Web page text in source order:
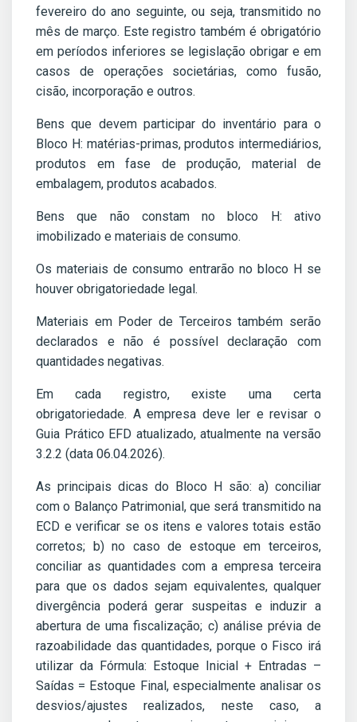
fevereiro do ano seguinte, ou seja, transmitido no
mês de março. Este registro também é obrigatório
em períodos inferiores se legislação obrigar e em
casos de operações societárias, como fusão,
cisão, incorporação e outros.
Bens que devem participar do inventário para o
Bloco H: matérias-primas, produtos intermediários,
produtos em fase de produção, material de
embalagem, produtos acabados.
Bens que não constam no bloco H: ativo
imobilizado e materiais de consumo.
Os materiais de consumo entrarão no bloco H se
houver obrigatoriedade legal.
Materiais em Poder de Terceiros também serão
declarados e não é possível declaração com
quantidades negativas.
Em cada registro, existe uma certa
obrigatoriedade. A empresa deve ler e revisar o
Guia Prático EFD atualizado, atualmente na versão
3.2.2 (data 06.04.2026).
As principais dicas do Bloco H são: a) conciliar
com o Balanço Patrimonial, que será transmitido na
ECD e verificar se os itens e valores totais estão
corretos; b) no caso de estoque em terceiros,
conciliar as quantidades com a empresa terceira
para que os dados sejam equivalentes, qualquer
divergência poderá gerar suspeitas e induzir a
abertura de uma fiscalização; c) análise prévia de
razoabilidade das quantidades, porque o Fisco irá
utilizar da Fórmula: Estoque Inicial + Entradas –
Saídas = Estoque Final, especialmente analisar os
desvios/ajustes realizados, neste caso, a